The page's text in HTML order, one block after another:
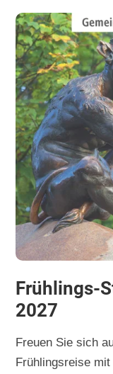
Frühlings-
2027
Freuen Sie sich
Frühlingsreise